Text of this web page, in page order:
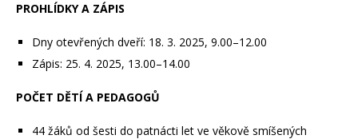
PROHLÍDKY A ZÁPIS
Dny otevřených dveří: 18. 3. 2025, 9.00–12.00
Zápis: 25. 4. 2025, 13.00–14.00
POČET DĚTÍ A PEDAGOGŮ
44 žáků od šesti do patnácti let ve věkově smíšených